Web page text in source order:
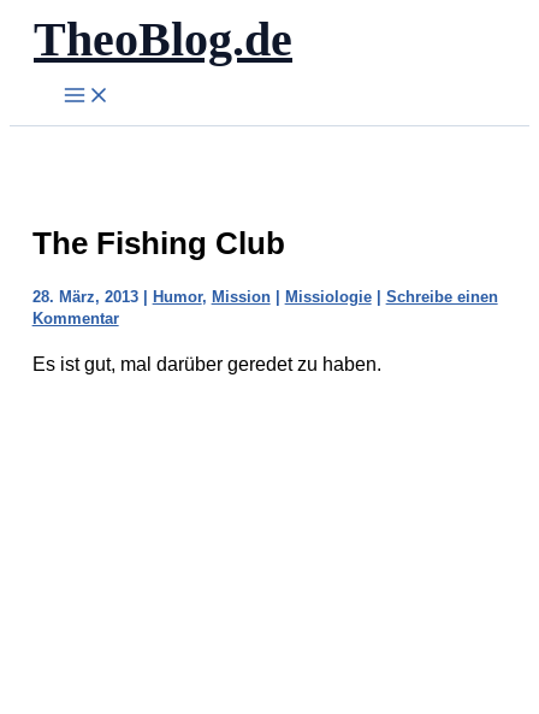
Zum
Inhalt
springen
TheoBlog.de
The Fishing Club
28. März, 2013 | Humor, Mission| Missiologie| Schreibe einen
Kommentar
Es ist gut, mal darüber geredet zu haben.